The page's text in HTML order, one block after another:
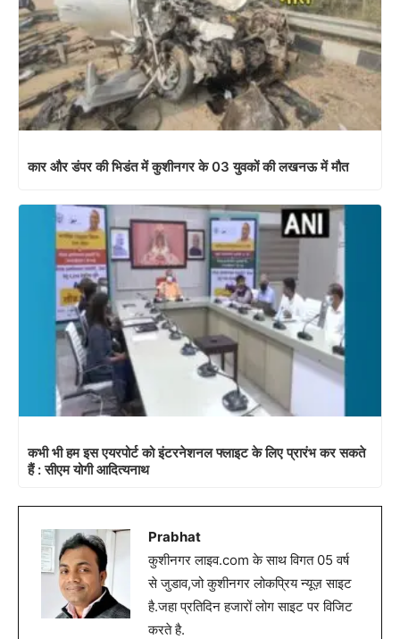
कार और डंपर की भिडंत में कुशीनगर के 03 युवकों की लखनऊ में मौत
कभी भी हम इस एयरपोर्ट को इंटरनेशनल फ्लाइट के लिए प्रारंभ कर सकते
हैं : सीएम योगी आदित्यनाथ
Prabhat
कुशीनगर लाइव.com के साथ विगत 05 वर्ष
से जुडाव,जो कुशीनगर लोकप्रिय न्यूज़ साइट
है.जहा प्रतिदिन हजारों लोग साइट पर विजिट
करते है.